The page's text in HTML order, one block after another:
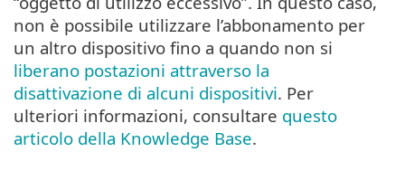
non è possibile utilizzare l’abbonamento per
un altro dispositivo fino a quando non si
liberano postazioni attraverso la
disattivazione di alcuni dispositivi. Per
ulteriori informazioni, consultare questo
articolo della Knowledge Base.